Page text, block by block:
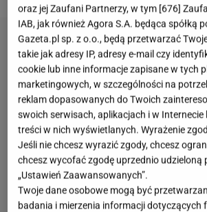
oraz jej Zaufani Partnerzy, w tym [676]
IAB, jak również Agora S.A. będąca spółką
Gazeta.pl sp. z o.o., będą przetwarzać
takie jak adresy IP, adresy e-mail czy
cookie lub inne informacje zapisane w tych
marketingowych, w szczególności na
reklam dopasowanych do Twoich
swoich serwisach, aplikacjach i w Internecie
treści w nich wyświetlanych. Wyrażenie
Jeśli nie chcesz wyrazić zgody, chcesz
chcesz wycofać zgodę uprzednio udzieloną
„Ustawień Zaawansowanych”.
Twoje dane osobowe mogą być
badania i mierzenia informacji dotyczących